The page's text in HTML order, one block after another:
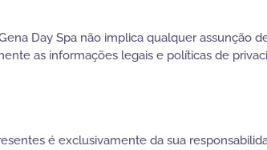
Day Spa não implica qualquer assunção
as informações legais e políticas de
é exclusivamente da sua